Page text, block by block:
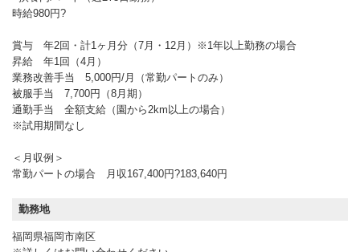
時給980円?
賞与 年2回・計1ヶ月分（7月・12月）※1年以上勤務の場合
昇給 年1回（4月）
業務改善手当 5,000円/月（常勤パートのみ）
被服手当 7,700円（8月期）
通勤手当 全額支給（園から2km以上の場合）
※試用期間なし
＜月収例＞
常勤パートの場合 月収167,400円?183,640円
勤務地
福岡県福岡市南区